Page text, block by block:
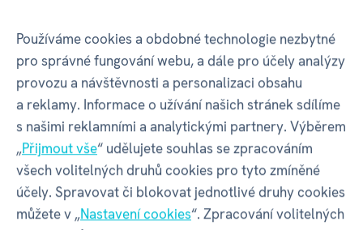
upozornění
Varování:Nevhodné pro děti do 3 let. Obsahuje
malé části. Nebezpečí udušení!
Více informací
Používáme cookies a obdobné technologie nezbytné
pro správné fungování webu, a dále pro účely analýzy
provozu a návštěvnosti a personalizaci obsahu
a reklamy. Informace o užívání našich stránek sdílíme
s našimi reklamními a analytickými partnery. Výběrem
„Přijmout vše“ udělujete souhlas se zpracováním
všech volitelných druhů cookies pro tyto zmíněné
účely. Spravovat či blokovat jednotlivé druhy cookies
můžete v „Nastavení cookies“. Zpracování volitelných